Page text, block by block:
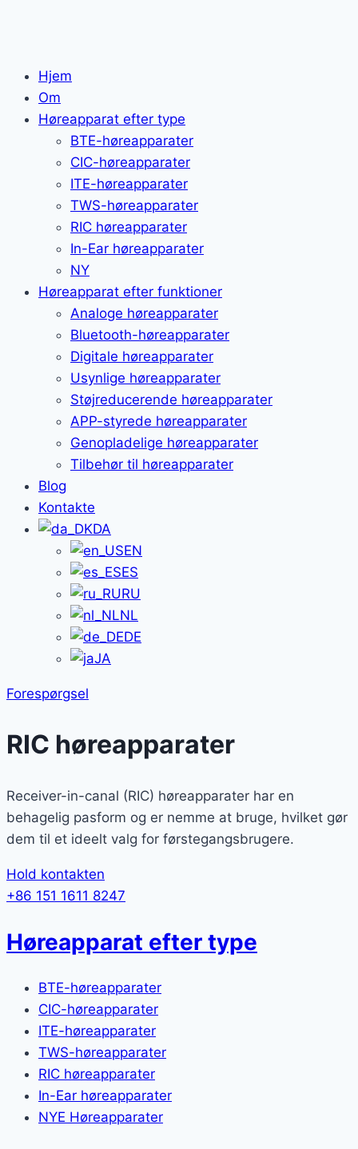
Hjem
Om
Høreapparat efter type
BTE-høreapparater
CIC-høreapparater
ITE-høreapparater
TWS-høreapparater
RIC høreapparater
In-Ear høreapparater
NY
Høreapparat efter funktioner
Analoge høreapparater
Bluetooth-høreapparater
Digitale høreapparater
Usynlige høreapparater
Støjreducerende høreapparater
APP-styrede høreapparater
Genopladelige høreapparater
Tilbehør til høreapparater
Blog
Kontakte
DA
EN
ES
RU
NL
DE
JA
Forespørgsel
RIC høreapparater
Receiver-in-canal (RIC) høreapparater har en
behagelig pasform og er nemme at bruge, hvilket gør
dem til et ideelt valg for førstegangsbrugere.
Hold kontakten
+86 151 1611 8247
Høreapparat efter type
BTE-høreapparater
CIC-høreapparater
ITE-høreapparater
TWS-høreapparater
RIC høreapparater
In-Ear høreapparater
NYE Høreapparater